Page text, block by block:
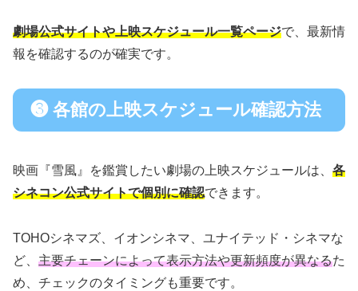
劇場公式サイトや上映スケジュール一覧ページで、最新情
報を確認するのが確実です。
❸ 各館の上映スケジュール確認方法
映画『雪風』を鑑賞したい劇場の上映スケジュールは、 各
シネコン公式サイトで個別に確認できます。
TOHOシネマズ、イオンシネマ、ユナイテッド・シネマな
ど、 主要チェーンによって表示方法や更新頻度が異なるた
め、チェックのタイミングも重要です。